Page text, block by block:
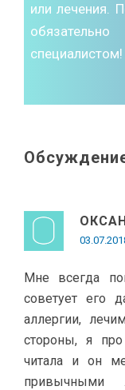
или лечения.
специалистом!
Мне всегда
советует его
аллергии,
стороны, я
читала и он
привычными